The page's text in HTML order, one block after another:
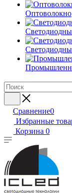
Оптоволокно
Сравнение0
Избранные
Корзина 0